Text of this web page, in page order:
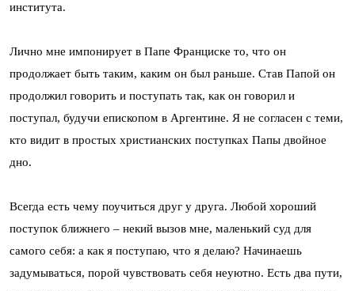
института.
Лично мне импонирует в Папе Франциске то, что он
продолжает быть таким, каким он был раньше. Став Папой он
продолжил говорить и поступать так, как он говорил и
поступал, будучи епископом в Аргентине. Я не согласен с теми,
кто видит в простых христианских поступках Папы двойное
дно.
Всегда есть чему поучиться друг у друга. Любой хороший
поступок ближнего – некий вызов мне, маленький суд для
самого себя: а как я поступаю, что я делаю? Начинаешь
задумываться, порой чувствовать себя неуютно. Есть два пути,